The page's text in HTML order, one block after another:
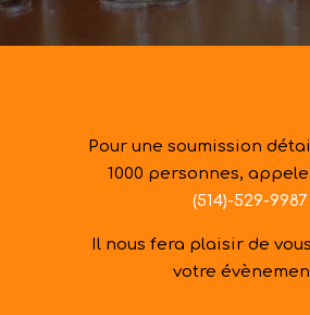
Pour une soumission
1000 personnes,
(514)-529-9987
Il nous fera plaisir de
votre